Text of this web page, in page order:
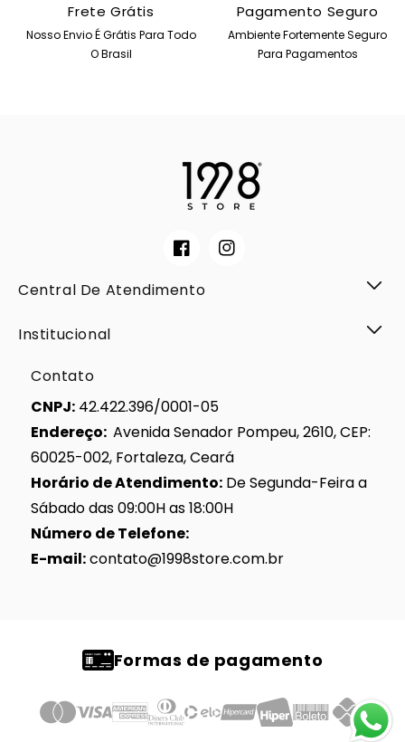
Frete Grátis
Nosso Envio É Grátis Para Todo
O Brasil
Pagamento Seguro
Ambiente Fortemente Seguro
Para Pagamentos
FacebookInstagram
Central De Atendimento
Institucional
Contato
CNPJ: 42.422.396/0001-05
Endereço: Avenida Senador Pompeu, 2610, CEP:
60025-002, Fortaleza, Ceará
Horário de Atendimento: De Segunda-Feira a
Sábado das 09:00H as 18:00H
Número de Telefone:
E-mail:contato@1998store.com.br
Formas de pagamento